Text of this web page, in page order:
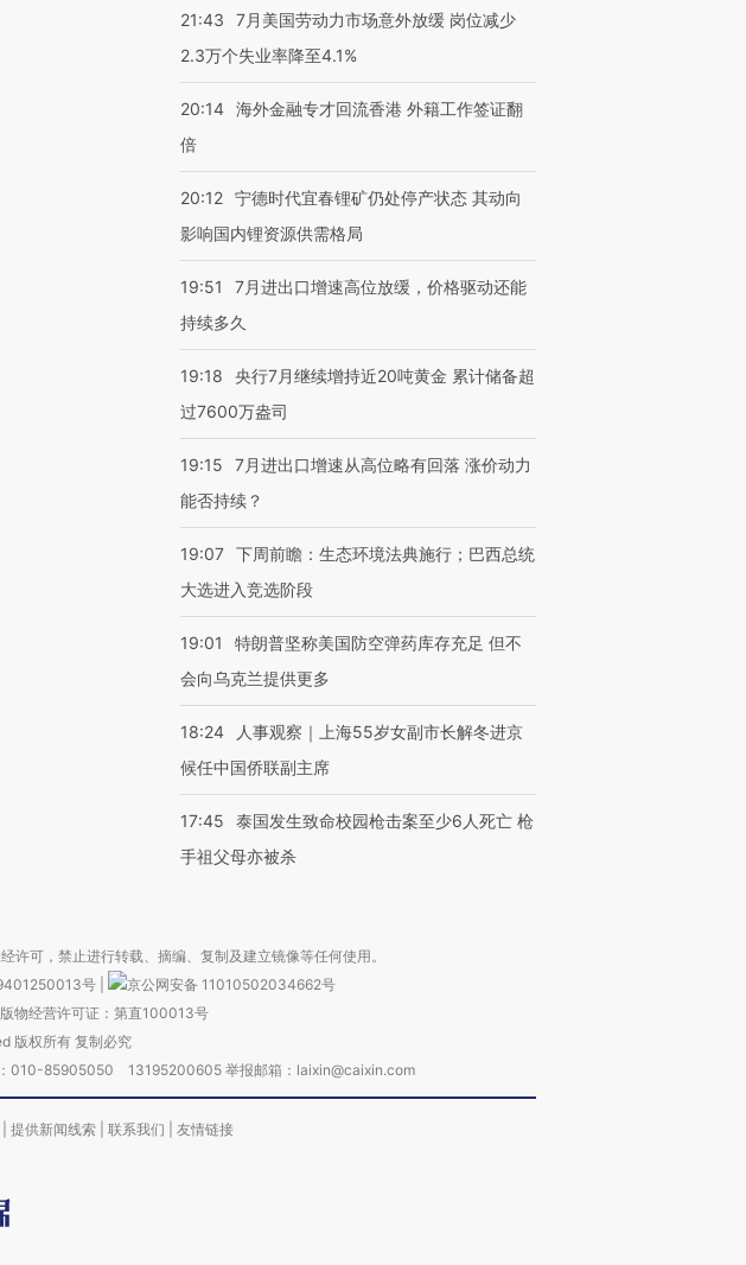
21:43
7月美国劳动力市场意外放缓 岗位减少
2.3万个失业率降至4.1%
20:14 海外金融专才回流香港 外籍工作签证翻
倍
20:12 宁德时代宜春锂矿仍处停产状态 其动向
影响国内锂资源供需格局
19:51
7月进出口增速高位放缓，价格驱动还能
持续多久
19:18
央行7月继续增持近20吨黄金 累计储备超
过7600万盎司
19:15
7月进出口增速从高位略有回落 涨价动力
能否持续？
19:07 下周前瞻：生态环境法典施行；巴西总统
大选进入竞选阶段
19:01
特朗普坚称美国防空弹药库存充足 但不
会向乌克兰提供更多
18:24
人事观察｜上海55岁女副市长解冬进京
候任中国侨联副主席
17:45
泰国发生致命校园枪击案至少6人死亡 枪
手祖父母亦被杀
可，禁止进行转载、摘编、复制及建立镜像等任何使用。
号
京公网安备 11010502034662号
物经营许可证：第直100013号
版权所有 复制必究
：010-85905050 13195200605 举报邮箱：laixin@caixin.com
提供新闻线索 联系我们 友情链接